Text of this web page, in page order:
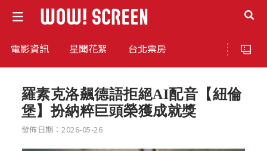
電影資訊 星聞花絮 台北票房
羅素克洛飆德語拒絕AI配音【紐倫
堡】扮納粹巨頭榮獲成就獎
發佈日期：2026-05-26